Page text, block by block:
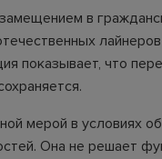
в
показывает, что
мерой в условиях
Она не решает